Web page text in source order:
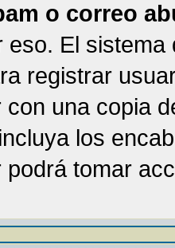
o correo
eso. El
registrar
con una copia
los
podrá tomar